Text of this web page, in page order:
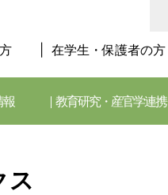
在学生・保護者の方
報 教育研究・産官学連携
ス